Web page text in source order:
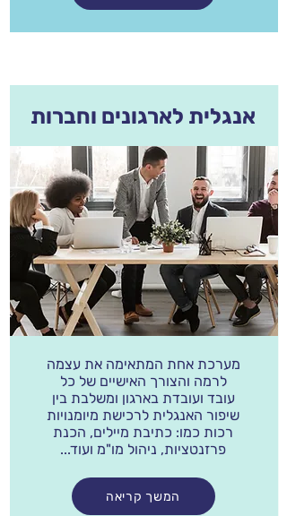
אנגלית לארגונים וחברות
מערכת אחת המתאימה את עצמה
לרמה והצורך האישיים של כל
עובד ועובדת בארגון ומשלבת בין
שיפור האנגלית לרכישת מיומנויות
רכות כמו: כתיבת מיילים, הכנת
פרזנטציות, ניהול מו"מ ועוד...
המשך קריאה